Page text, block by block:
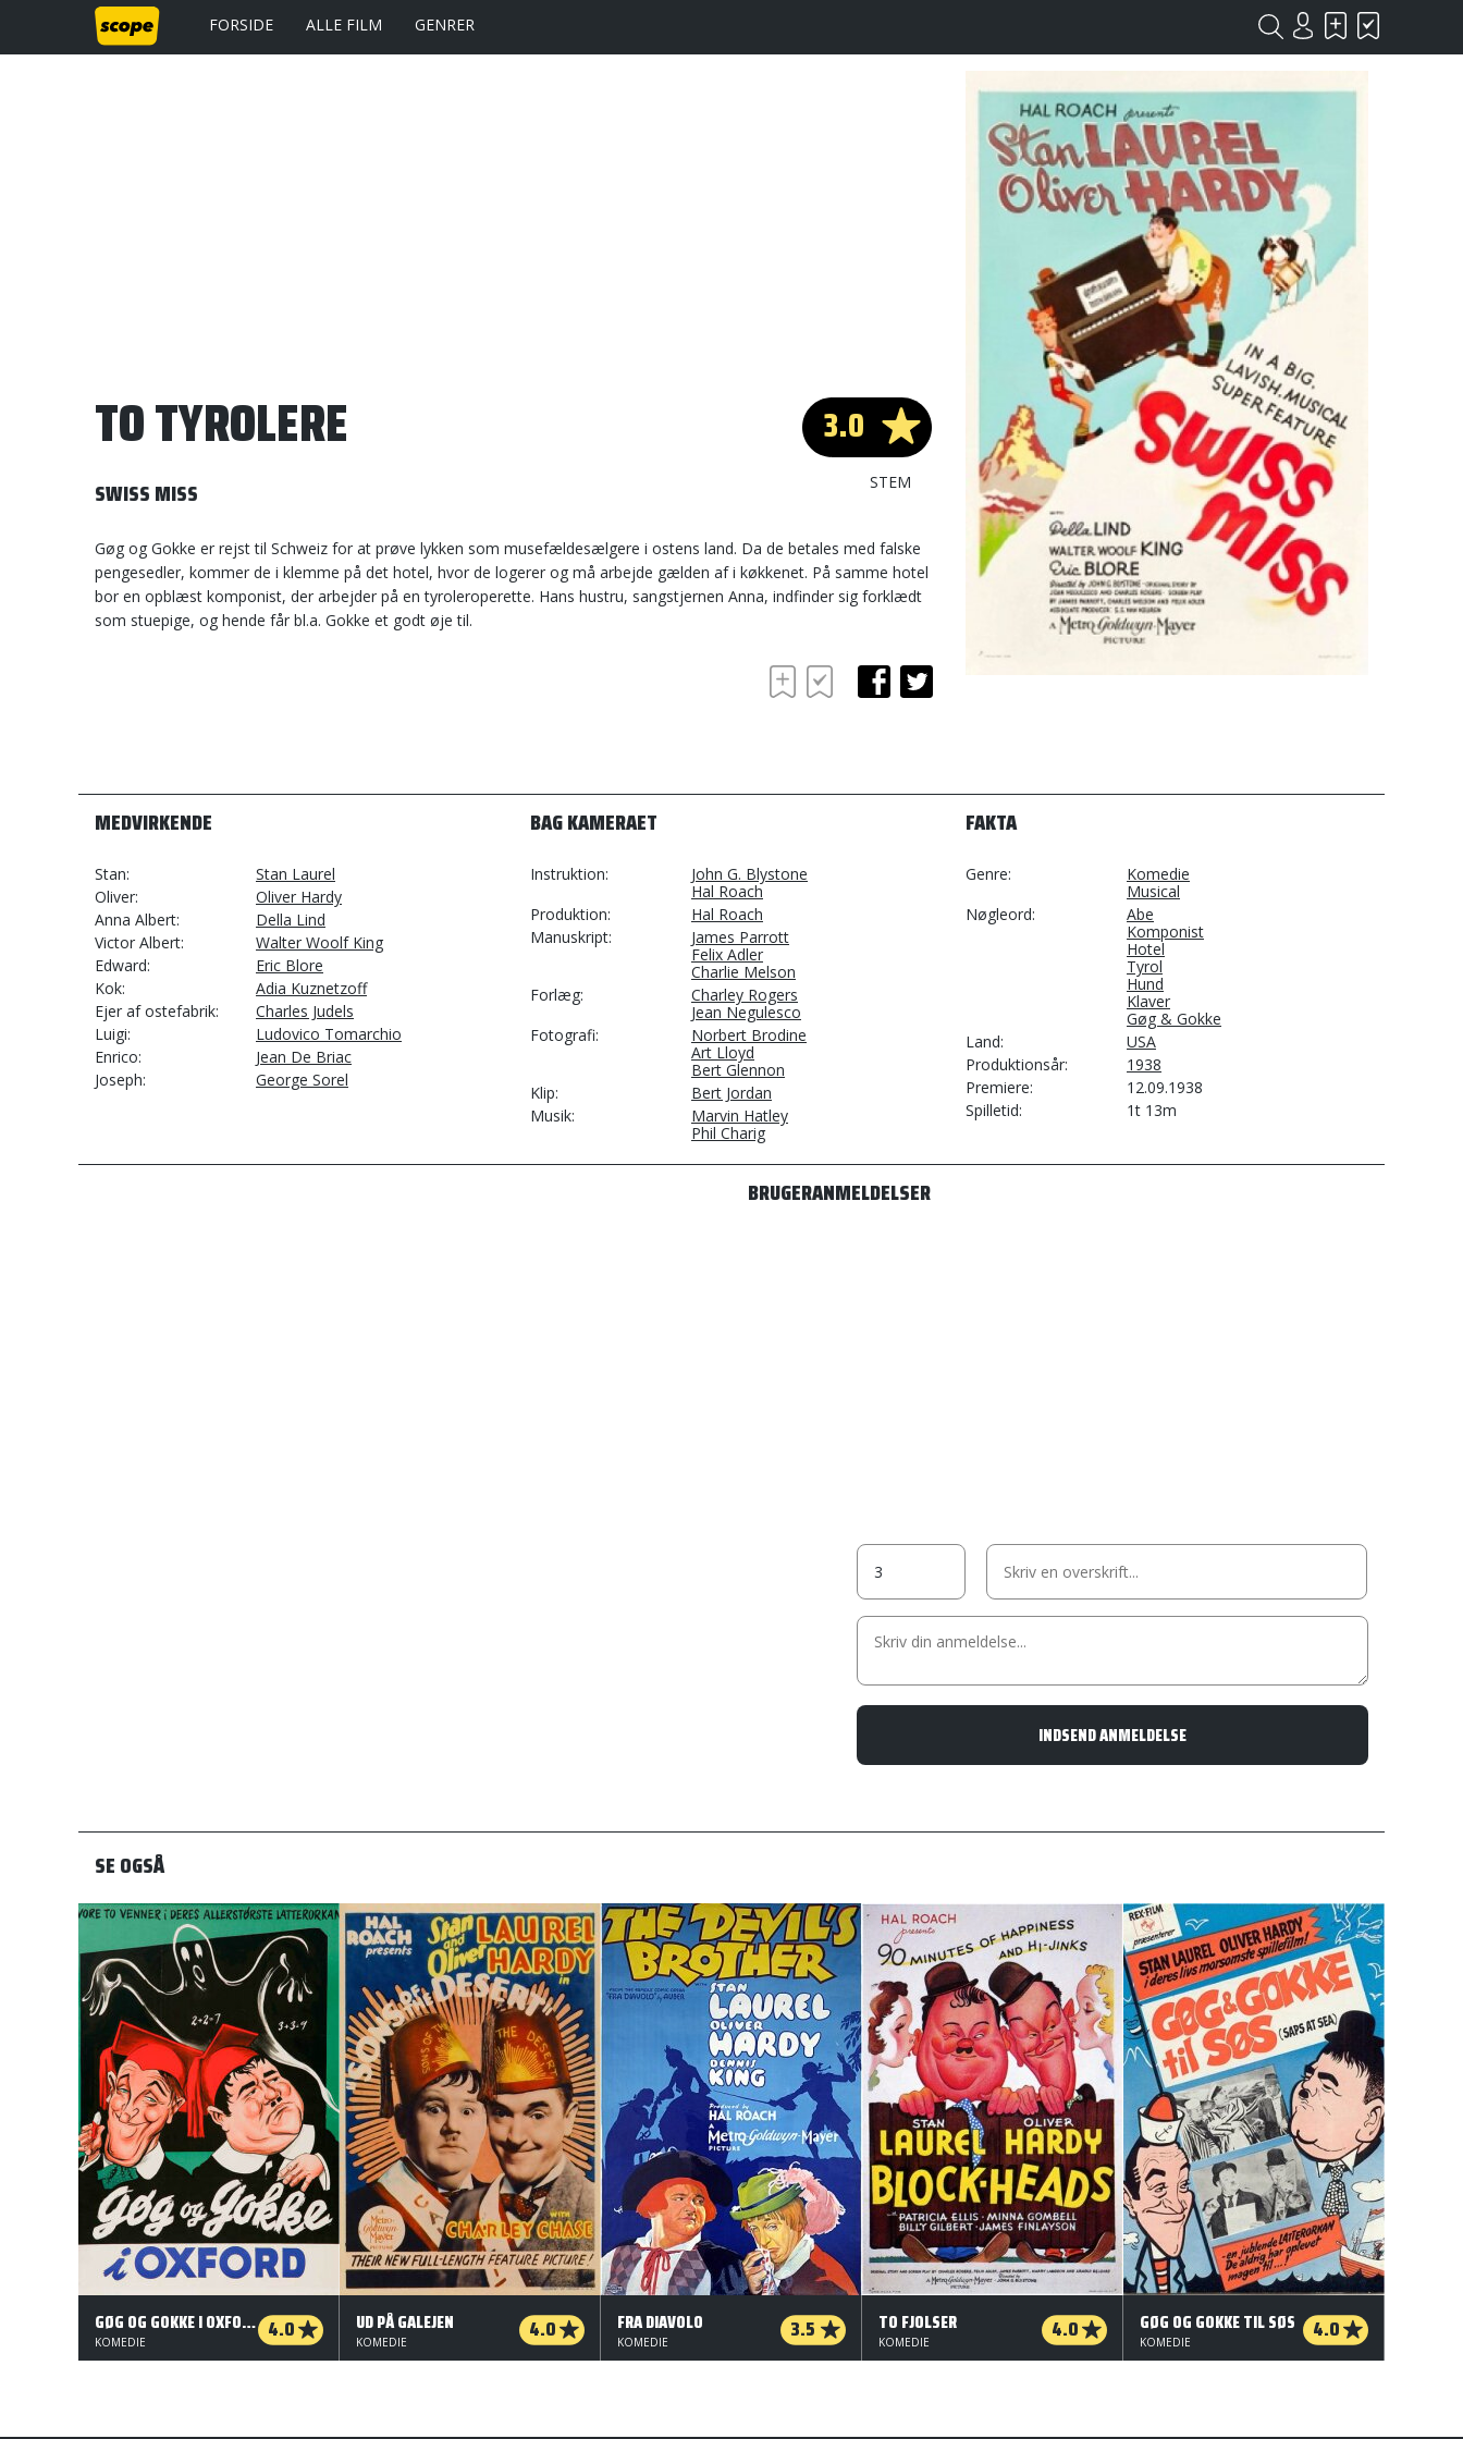
FORSIDE ALLE FILM GENRER
3.0
STEM
TO TYROLERE
SWISS MISS
Gøg og Gokke er rejst til Schweiz for at prøve lykken som musefældesælgere i ostens land. Da de betales med falske
pengesedler, kommer de i klemme på det hotel, hvor de logerer og må arbejde gælden af i køkkenet. På samme hotel
bor en opblæst komponist, der arbejder på en tyroleroperette. Hans hustru, sangstjernen Anna, indfinder sig forklædt
som stuepige, og hende får bl.a. Gokke et godt øje til.
MEDVIRKENDE
Stan
Stan Laurel
Oliver
Oliver Hardy
Anna Albert
Della Lind
Victor Albert
Walter Woolf King
Edward
Eric Blore
Kok
Adia Kuznetzoff
Ejer af ostefabrik
Charles Judels
Luigi
Ludovico Tomarchio
Enrico
Jean De Briac
Joseph
George Sorel
BAG KAMERAET
Instruktion
John G. Blystone
Hal Roach
Produktion
Hal Roach
Manuskript
James Parrott
Felix Adler
Charlie Melson
Forlæg
Charley Rogers
Jean Negulesco
Fotografi
Norbert Brodine
Art Lloyd
Bert Glennon
Klip
Bert Jordan
Musik
Marvin Hatley
Phil Charig
FAKTA
Genre
Komedie
Musical
Nøgleord
Abe
Komponist
Hotel
Tyrol
Hund
Klaver
Gøg & Gokke
Land
USA
Produktionsår
1938
Premiere
12.09.1938
Spilletid
1t 13m
BRUGERANMELDELSER
SE OGSÅ
GØG OG GOKKE I OXFORD 4.0
KOMEDIE
UD PÅ GALEJEN 4.0
KOMEDIE
FRA DIAVOLO 3.5
KOMEDIE
TO FJOLSER 4.0
KOMEDIE
GØG OG GOKKE TIL SØS 4.0
KOMEDIE